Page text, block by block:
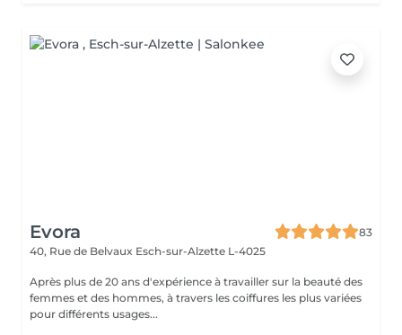
Evora
83
40, Rue de Belvaux Esch-sur-Alzette L-4025
Après plus de 20 ans d'expérience à travailler sur la beauté des
femmes et des hommes, à travers les coiffures les plus variées
pour différents usages...